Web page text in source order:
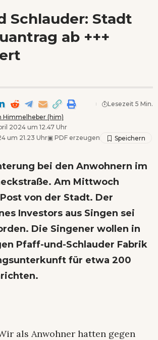
Schlauder: Stadt
ab +++
Himmelheber (him)
2024 um 12.47 Uhr
um 21.23 Uhr▣ PDF erzeugen
Lesezeit 5 Min.
bei den Anwohnern im
. Am Mittwoch
von der Stadt. Der
Investors aus Singen sei
Die Singener wollen in
Pfaff-und-Schlauder Fabrik
für etwa 200
als Anwohner hatten gegen